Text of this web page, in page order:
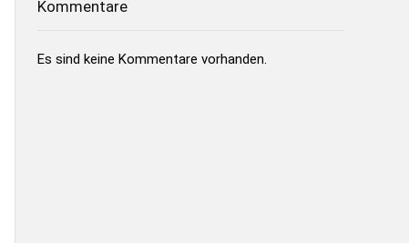
Kommentare
Es sind keine Kommentare vorhanden.